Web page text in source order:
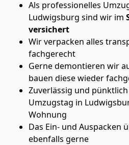
Als professionelles
Ludwigsburg sind wir im
versichert
Wir verpacken alles
fachgerecht
Gerne demontieren wir
bauen diese wieder
Zuverlässig und
Umzugstag in
Wohnung
Das Ein- und Auspacken
ebenfalls gerne